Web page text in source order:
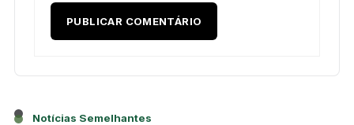
Notícias Semelhantes